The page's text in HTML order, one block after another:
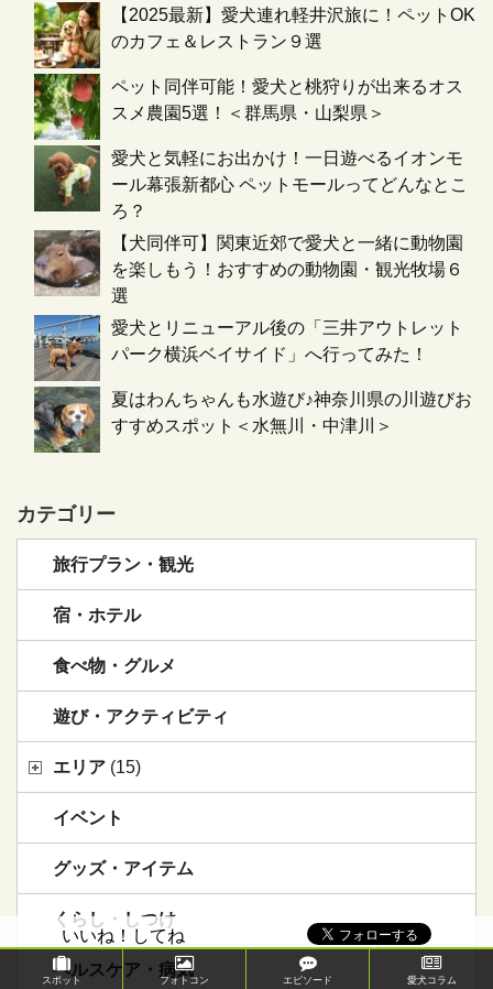
いいね！してね
【2025最新】愛犬連れ軽井沢旅に！ペットOK
のカフェ＆レストラン９選
ペット同伴可能！愛犬と桃狩りが出来るオス
スメ農園5選！＜群馬県・山梨県＞
愛犬と気軽にお出かけ！一日遊べるイオンモ
ール幕張新都心 ペットモールってどんなとこ
ろ？
【犬同伴可】関東近郊で愛犬と一緒に動物園
を楽しもう！おすすめの動物園・観光牧場６
選
愛犬とリニューアル後の「三井アウトレット
パーク横浜ベイサイド」へ行ってみた！
夏はわんちゃんも水遊び♪神奈川県の川遊びお
すすめスポット＜水無川・中津川＞
カテゴリー
旅行プラン・観光
宿・ホテル
食べ物・グルメ
遊び・アクティビティ
エリア (15)
イベント
グッズ・アイテム
くらし・しつけ
ヘルスケア・病気
スポット フォトコン エピソード 愛犬コラム